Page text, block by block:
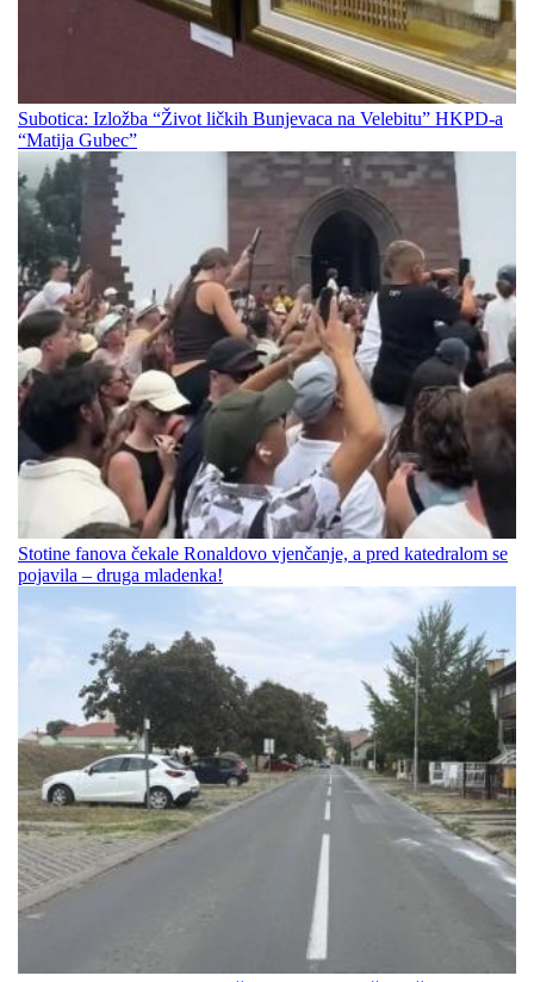
Subotica: Izložba “Život ličkih Bunjevaca na Velebitu” HKPD-a
“Matija Gubec”
Stotine fanova čekale Ronaldovo vjenčanje, a pred katedralom se
pojavila – druga mladenka!